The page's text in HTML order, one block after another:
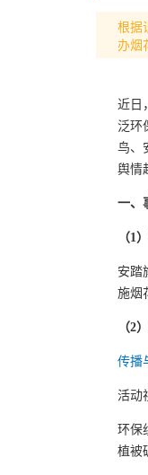
根据
办烟
近日
泛环
鸟、
舆情
一、
（1）
安踏
施烟
（2）
传播
活动
环保
植被